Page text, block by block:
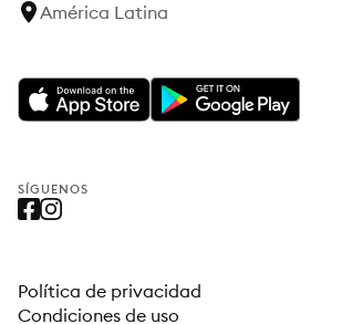
América Latina
SÍGUENOS
Política de privacidad
Condiciones de uso